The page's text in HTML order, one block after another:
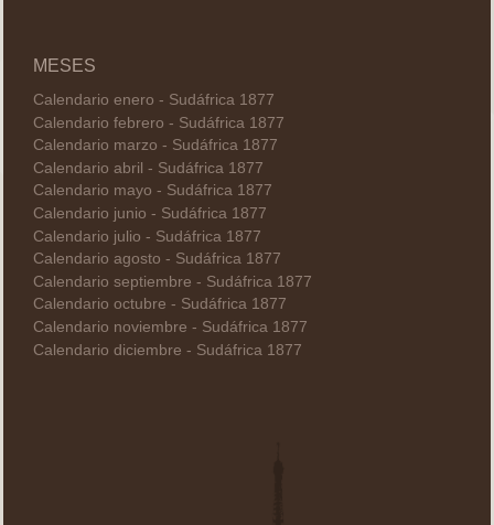
MESES
Calendario enero - Sudáfrica 1877
Calendario febrero - Sudáfrica 1877
Calendario marzo - Sudáfrica 1877
Calendario abril - Sudáfrica 1877
Calendario mayo - Sudáfrica 1877
Calendario junio - Sudáfrica 1877
Calendario julio - Sudáfrica 1877
Calendario agosto - Sudáfrica 1877
Calendario septiembre - Sudáfrica 1877
Calendario octubre - Sudáfrica 1877
Calendario noviembre - Sudáfrica 1877
Calendario diciembre - Sudáfrica 1877